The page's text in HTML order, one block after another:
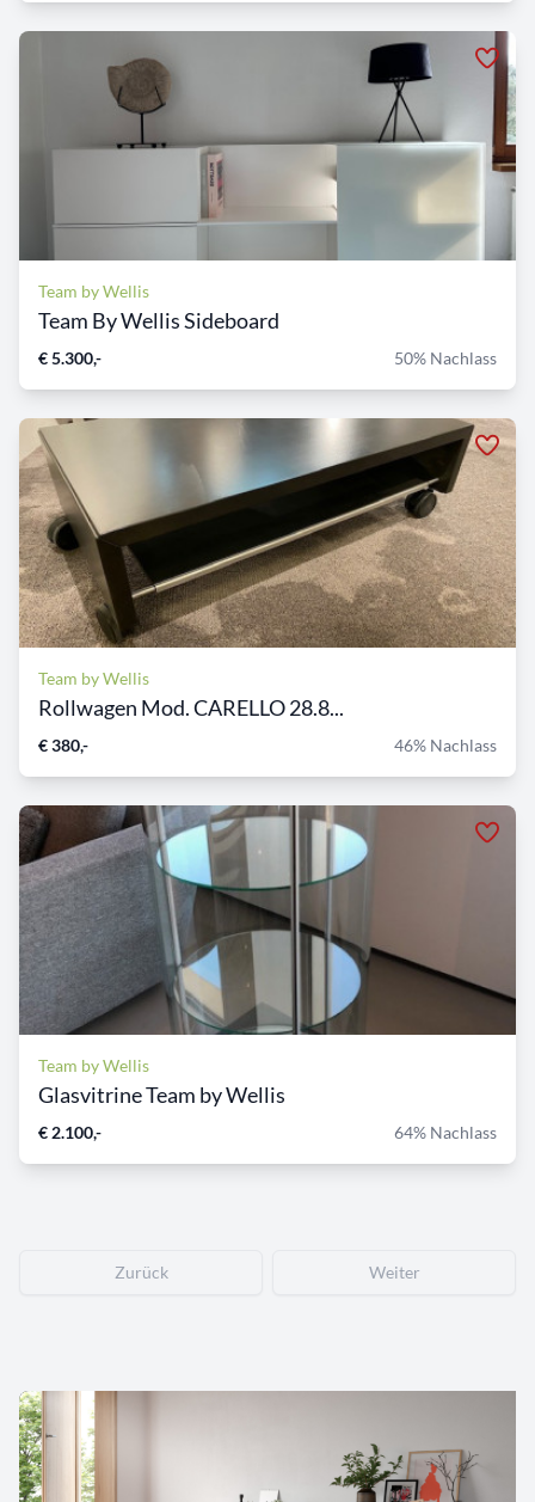
Team by Wellis
Team By Wellis Sideboard
€ 5.300,- 50% Nachlass
Team by Wellis
Rollwagen Mod. CARELLO 28.8...
€ 380,- 46% Nachlass
Team by Wellis
Glasvitrine Team by Wellis
€ 2.100,- 64% Nachlass
Zurück Weiter